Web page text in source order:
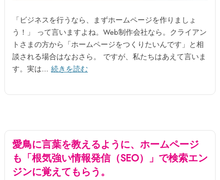
「ビジネスを行うなら、まずホームページを作りましょ
う！」 って言いますよね。Web制作会社なら。クライアン
トさまの方から「ホームページをつくりたいんです」と相
談される場合はなおさら。 ですが、私たちはあえて言いま
す。実は… 続きを読む
愛鳥に言葉を教えるように、ホームページ
も「根気強い情報発信（SEO）」で検索エン
ジンに覚えてもらう。